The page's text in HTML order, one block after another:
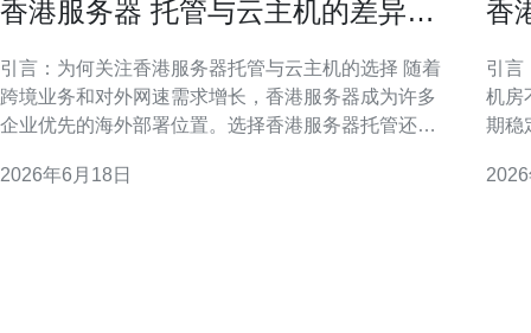
香港服务器 托管与云主机的差异对
引言：为何关注香港服务器托管与云主机的选择 随着
跨境业务和对外网速需求增长，香港服务器成为许多
企业优先的海外部署位置。选择香港服务器托管还是
本文将以专业视角梳理两者在架构、性能与运维上的
2026年6月18日
香
引言
机房
期稳
明勘